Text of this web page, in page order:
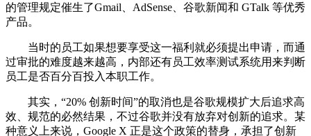
的管理规定催生了Gmail、AdSense、谷歌新闻和 GTalk 等优秀
产品。
当时的员工如果想要享受这一福利就必须提出申请，而通
过审批的难度越来越高，内部还有员工效率测试系统用来判断
员工是否百分百投入本职工作。
其实，“20% 创新时间”的取消也是谷歌规模扩大后追求高
效、规范的必然结果，不过谷歌并没有放弃对创新的追求。某
种意义上来说，Google X 正是这个政策的替身，承担了创新